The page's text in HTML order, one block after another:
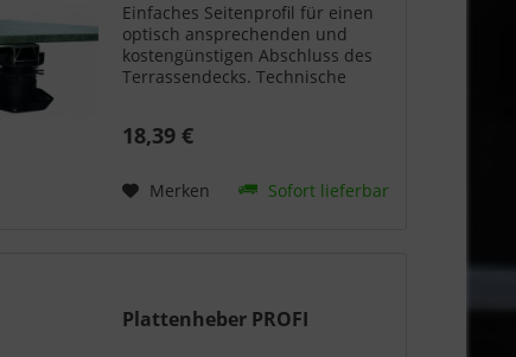
Einfaches Seitenprofil für einen
optisch ansprechenden und
kostengünstigen Abschluss des
Terrassendecks. Technische
Verblendungsprofil: Länge 1900
mm: Länge 1900 und...
18,39 €
Merken Sofort lieferbar
Plattenheber PROFI